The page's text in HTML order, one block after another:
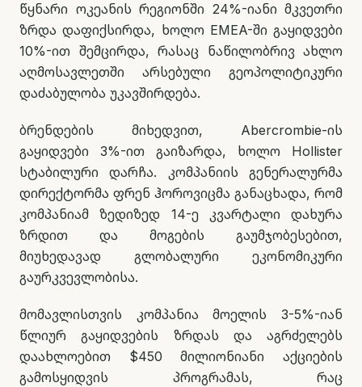
წყნარი ოკეანის რეგიონში 24%-იანი მკვეთრი
ზრდა დაფიქსირდა, ხოლო EMEA-ში გაყიდვები
10%-ით შემცირდა, რასაც ნაწილობრივ ახლო
აღმოსავლეთში არსებული გეოპოლიტიკური
დაძაბულობა უკავშირდება.
ბრენდების მიხედვით, Abercrombie-ის
გაყიდვები 3%-ით გაიზარდა, ხოლო Hollister
სტაბილური დარჩა. კომპანიის გენერალურმა
დირექტორმა ფრენ ჰოროვიცმა განაცხადა, რომ
კომპანიამ ზედიზედ 14-ე კვარტალი დახურა
ზრდით და მოგების გაუმჯობესებით,
მიუხედავად გლობალური ეკონომიკური
გაურკვევლობისა.
მომავლისთვის კომპანია მოელის 3-5%-იან
წლიურ გაყიდვების ზრდას და აგრძელებს
დაახლოებით $450 მილიონიანი აქციების
გამოსყიდვის პროგრამას, რაც